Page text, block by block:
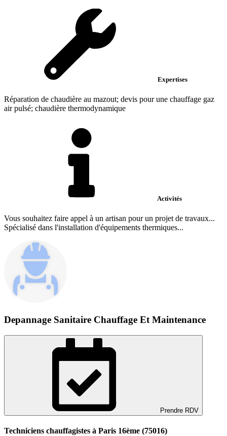
Expertises
Réparation de chaudière au mazout; devis pour une chauffage gaz
air pulsé; chaudière thermodynamique
Activités
Vous souhaitez faire appel à un artisan pour un projet de travaux...
Spécialisé dans l'installation d'équipements thermiques...
Depannage Sanitaire Chauffage Et Maintenance
Prendre RDV
Techniciens chauffagistes à Paris 16ème (75016)